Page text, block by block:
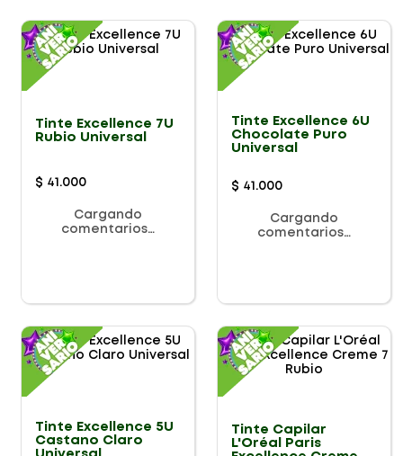
Tinte Excellence 7U
Rubio Universal
$ 41 .000
Cargando
comentarios…
Tinte Excellence 6U
Chocolate Puro
Universal
$ 41 .000
Cargando
comentarios…
Tinte Excellence 5U
Castano Claro
Tinte Capilar
L'Oréal Paris